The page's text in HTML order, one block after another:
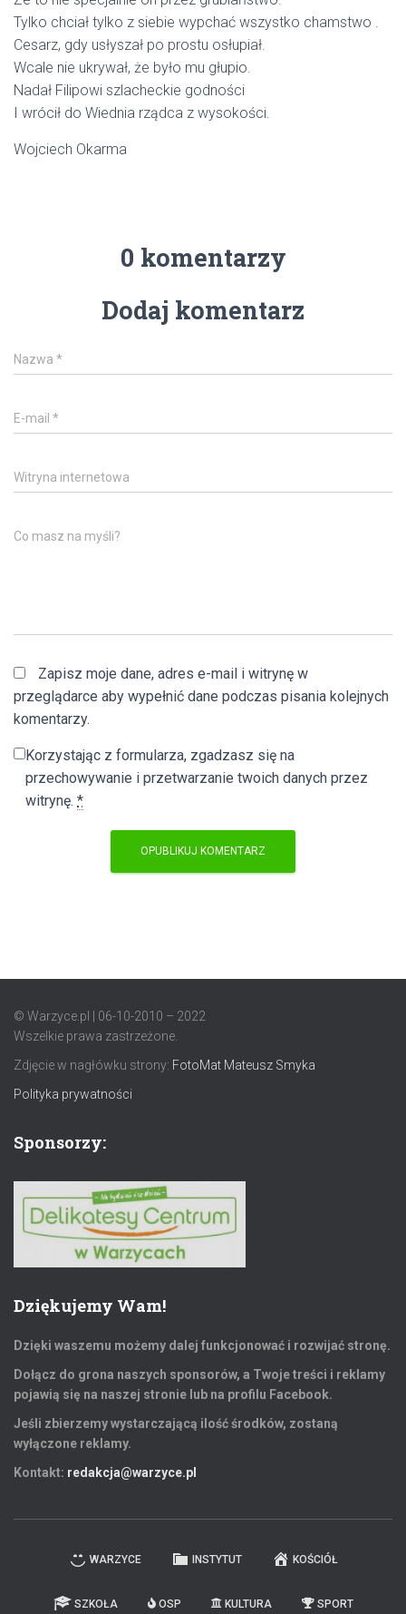
Tylko chciał tylko z siebie wypchać wszystko chamstwo .
Cesarz, gdy usłyszał po prostu osłupiał.
Wcale nie ukrywał, że było mu głupio.
Nadał Filipowi szlacheckie godności
I wrócił do Wiednia rządca z wysokości.
Wojciech Okarma
0 komentarzy
Dodaj komentarz
Nazwa *
E-mail *
Witryna internetowa
Co masz na myśli?
Zapisz moje dane, adres e-mail i witrynę w
przeglądarce aby wypełnić dane podczas pisania kolejnych
komentarzy.
Korzystając z formularza, zgadzasz się na
przechowywanie i przetwarzanie twoich danych przez
witrynę. *
© Warzyce.pl | 06-10-2010 – 2022
Wszelkie prawa zastrzeżone.
Zdjęcie w nagłówku strony: FotoMat Mateusz Smyka
Polityka prywatności
Sponsorzy:
Dziękujemy Wam!
Dzięki waszemu możemy dalej funkcjonować i rozwijać stronę.
Dołącz do grona naszych sponsorów, a Twoje treści i reklamy
pojawią się na naszej stronie lub na profilu Facebook.
Jeśli zbierzemy wystarczającą ilość środków, zostaną
wyłączone reklamy.
Kontakt: redakcja@warzyce.pl
WARZYCE INSTYTUT KOŚCIÓŁ
SZKOŁA OSP KULTURA SPORT